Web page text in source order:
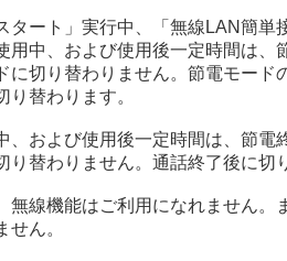
タート」実行中、「無線LAN簡単
用中、および使用後一定時間は、
に切り替わりません。節電モード
り替わります。
、および使用後一定時間は、節電
り替わりません。通話終了後に切
無線機能はご利用になれません。
せん。